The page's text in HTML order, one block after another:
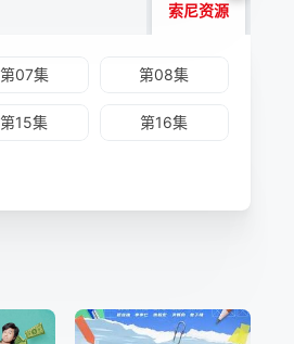
索尼资源
第07集 第08集
第15集 第16集